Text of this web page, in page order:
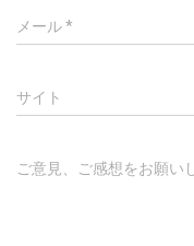
メール*
サイト
ご意見、ご感想をお願い